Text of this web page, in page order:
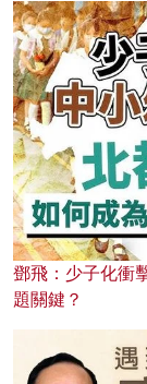
鄧飛：少子化衝
題關鍵？